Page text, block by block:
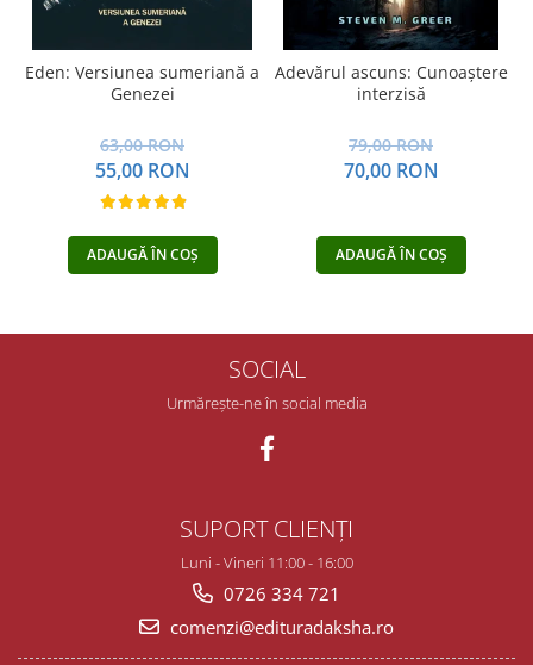
Eden: Versiunea sumeriană a
Genezei
63,00 RON
55,00 RON
ADAUGĂ ÎN COȘ
Adevărul ascuns: Cunoaștere
interzisă
79,00 RON
70,00 RON
ADAUGĂ ÎN COȘ
SOCIAL
Urmărește-ne în social media
SUPORT CLIENȚI
Luni - Vineri 11:00 - 16:00
0726 334 721
comenzi@edituradaksha.ro